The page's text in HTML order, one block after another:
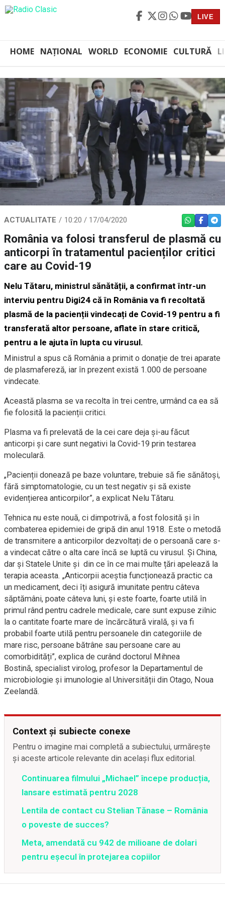
LIVE
HOME NAȚIONAL WORLD ECONOMIE CULTURĂ
ACTUALITATE 10:20 / 17/04/2020 WHATSAPP
România va folosi transferul de plasmă cu
anticorpi în tratamentul pacienților critici
care au Covid-19
Nelu Tătaru, ministrul sănătății, a confirmat într-un
interviu pentru Digi24 că în România va fi recoltată
plasmă de la pacienții vindecați de Covid-19 pentru a fi
transferată altor persoane, aflate în stare critică,
pentru a le ajuta în lupta cu virusul.
Ministrul a spus că România a primit o donație de trei aparate
de plasmafereză, iar în prezent există 1.000 de persoane
vindecate.
Această plasma se va recolta în trei centre, urmând ca ea să
fie folosită la pacienții critici.
Plasma va fi prelevată de la cei care deja și-au făcut
anticorpi și care sunt negativi la Covid-19 prin testarea
moleculară.
„Pacienții donează pe baze voluntare, trebuie să fie sănătoși,
fără simptomatologie, cu un test negativ și să existe
evidențierea anticorpilor”, a explicat Nelu Tătaru.
Tehnica nu este nouă, ci dimpotrivă, a fost folosită și în
combaterea epidemiei de gripă din anul 1918. Este o metodă
de transmitere a anticorpilor dezvoltați de o persoană care s-
a vindecat către o alta care încă se luptă cu virusul. Și China,
dar și Statele Unite și din ce în ce mai multe țări apelează la
terapia aceasta. „Anticorpii aceștia funcționează practic ca
un medicament, deci îți asigură imunitate pentru câteva
săptămâni, poate câteva luni, și este foarte, foarte utilă în
primul rând pentru cadrele medicale, care sunt expuse zilnic
la o cantitate foarte mare de încărcătură virală, și va fi
probabil foarte utilă pentru persoanele din categoriile de
mare risc, persoane bătrâne sau persoane care au
comorbidități”, explica de curând doctorul Mihnea
Bostină, specialist virolog, profesor la Departamentul de
microbiologie și imunologie al Universității din Otago, Noua
Zeelandă.
Context și subiecte conexe
Pentru o imagine mai completă a subiectului, urmărește
și aceste articole relevante din același flux editorial.
Continuarea filmului „Michael” începe producția,
lansare estimată pentru 2028
Lentila de contact cu Stelian Tănase – România
o poveste de succes?
Meta, amendată cu 942 de milioane de dolari
pentru eșecul în protejarea copiilor